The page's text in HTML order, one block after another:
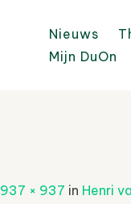
Nieuws
Mijn DuOn
937 × 937 in Henri